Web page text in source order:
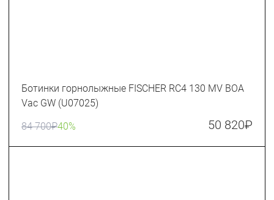
Ботинки горнолыжные FISCHER RC4 130 MV BOA
Vac GW (U07025)
84 700₽40% 50 820₽